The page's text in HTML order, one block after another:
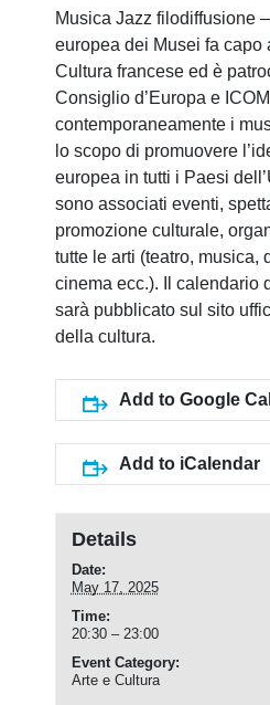
Musica Jazz filodiffusione
europea dei Musei fa capo
Cultura francese ed è
Consiglio d’Europa e
contemporaneamente i
lo scopo di promuovere
europea in tutti i Paesi
sono associati eventi,
promozione culturale,
tutte le arti (teatro, musica,
cinema ecc.). Il calendario
sarà pubblicato sul sito
della cultura.
Add to Google
Add to iCalendar
Details
Date:
May 17, 2025
Time:
20:30 – 23:00
Event Category:
Arte e Cultura